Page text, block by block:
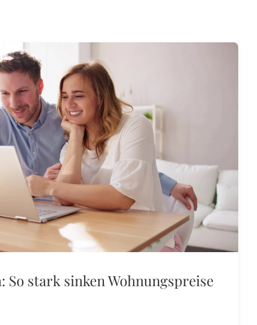
So stark sinken Wohnungspreise